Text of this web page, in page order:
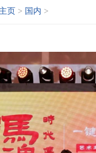
主页 > 国内 >